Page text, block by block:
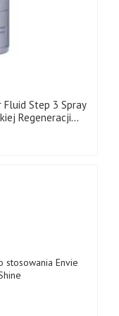
Fluid Step 3 Spray
Regeneracji